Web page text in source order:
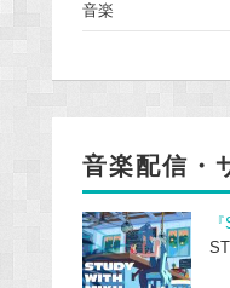
音楽
音楽配信・